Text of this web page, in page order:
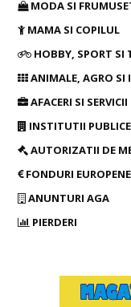
MODA SI
MAMA SI COPILUL
HOBBY, SPORT SI
ANIMALE, AGRO SI
AFACERI SI SERVICII
INSTITUTII PUBLICE
AUTORIZATII DE
FONDURI
ANUNTURI AGA
PIERDERI